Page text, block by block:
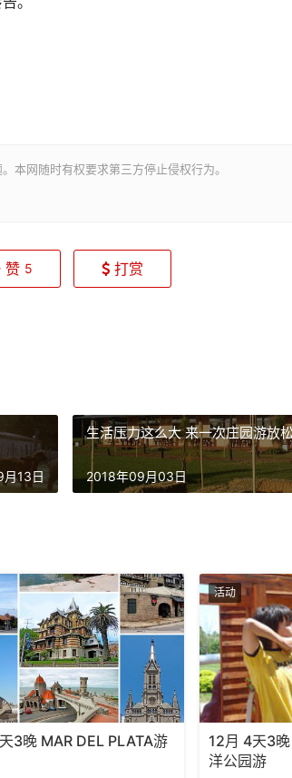
本网随时有权要求第三方停止侵权行为。
赞 5 打赏
13日
生活压力这么大 来一次庄园游放
2018年09月03日
3晚 MAR DEL PLATA游
活动
12月 4天3
洋公园游